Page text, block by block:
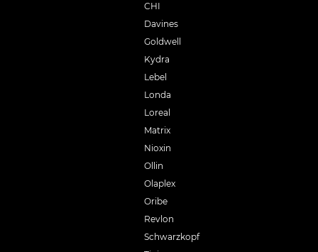
CHI
Davines
Goldwell
Kydra
Lebel
Londa
Loreal
Matrix
Nioxin
Ollin
Olaplex
Oribe
Revlon
Schwarzkopf